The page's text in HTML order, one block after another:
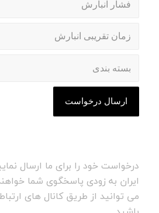
درخواست خود را برای ما ارسال
ایران به زودی پاسخگوی شما
می توانید از طریق کانال های